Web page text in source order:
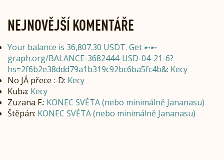
NEJNOVĚJŠÍ KOMENTÁŘE
Your balance is 36,807.30 USDT. Get ➸➸
graph.org/BALANCE-3682444-USD-04-21-6?
hs=2f6b2e38ddd79a1b319c92bc6ba5fc4b&: Kecy
No JÁ přece :-D: Kecy
Kuba: Kecy
Zuzana F.: KONEC SVĚTA (nebo minimálně Jananasu)
Štěpán: KONEC SVĚTA (nebo minimálně Jananasu)